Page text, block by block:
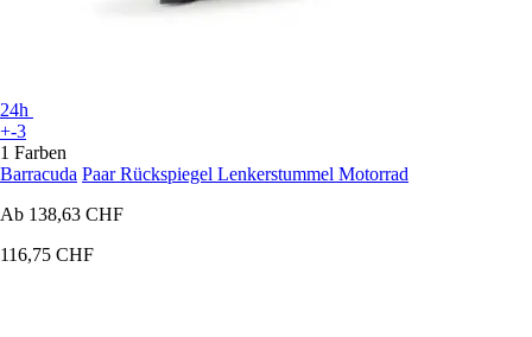
24h
+-3
1 Farben
Barracuda Paar Rückspiegel Lenkerstummel Motorrad
Ab 138,63 CHF
116,75 CHF